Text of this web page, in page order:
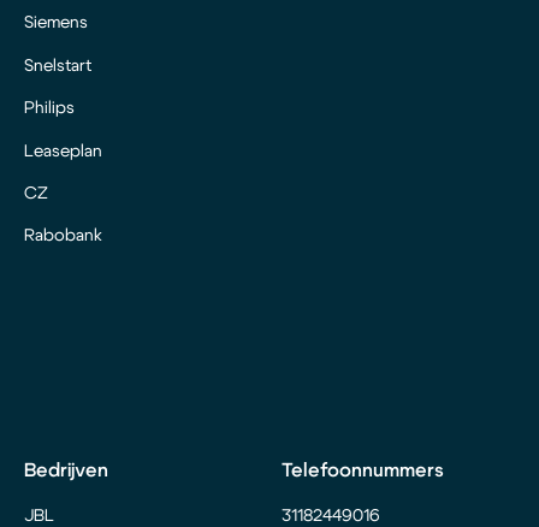
Siemens
Snelstart
Philips
Leaseplan
CZ
Rabobank
Bedrijven
JBL
Telefoonnummers
31182449016